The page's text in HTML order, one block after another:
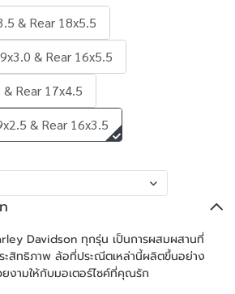
& Rear 18x5.5
& Rear 16x5.5
Rear 17x4.5
& Rear 16x3.5
Davidson ทุกรุ่น เป็นการผสมผสานที่
ะสิทธิภาพ ล้อที่ประณีตเหล่านี้ผลิตขึ้นอย่าง
งามให้กับมอเตอร์ไซค์ที่คุณรัก